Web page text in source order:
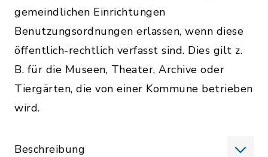
gemeindlichen Einrichtungen
Benutzungsordnungen erlassen, wenn diese
öffentlich-rechtlich verfasst sind. Dies gilt z.
B. für die Museen, Theater, Archive oder
Tiergärten, die von einer Kommune betrieben
wird.
Beschreibung